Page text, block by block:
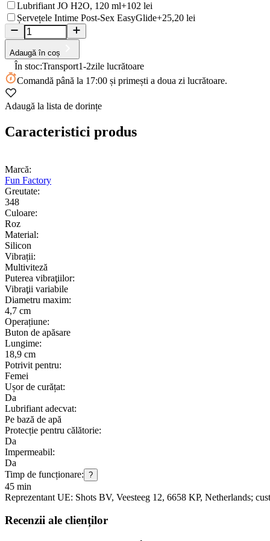
Lubrifiant JO H2O, 120 ml+102 lei
Șervețele Intime Post-Sex EasyGlide+25,20 lei
Adaugă în coș
În stoc:Transport1-2zile lucrătoare
Comandă până la 17:00 și primești a doua zi lucrătoare.
Adaugă la lista de dorințe
Caracteristici produs
Marcă:
Fun Factory
Greutate:
348
Culoare:
Roz
Material:
Silicon
Vibrații:
Multiviteză
Puterea vibraţiilor:
Vibraţii variabile
Diametru maxim:
4,7 cm
Operațiune:
Buton de apăsare
Lungime:
18,9 cm
Potrivit pentru:
Femei
Ușor de curățat:
Da
Lubrifiant adecvat:
Pe bază de apă
Protecție pentru călătorie:
Da
Impermeabil:
Da
Timp de funcționare: ?
45 min
Reprezentant UE: Shots BV, Veesteeg 12, 6658 KP, Netherlands;
Recenzii ale clienților